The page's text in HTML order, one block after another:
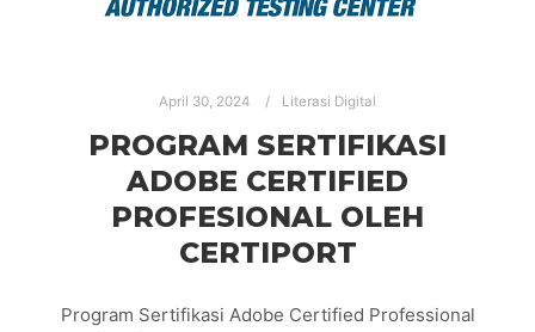
April 30, 2024 Literasi Digital
PROGRAM SERTIFIKASI
ADOBE CERTIFIED
PROFESIONAL OLEH
CERTIPORT
Program Sertifikasi Adobe Certified Professional